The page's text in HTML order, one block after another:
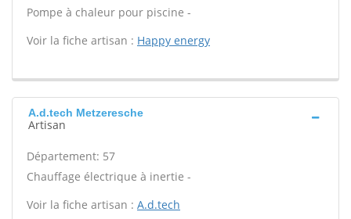
Pompe à chaleur pour piscine -
Voir la fiche artisan : Happy energy
A.d.tech Metzeresche
Artisan
Département: 57
Chauffage électrique à inertie -
Voir la fiche artisan : A.d.tech